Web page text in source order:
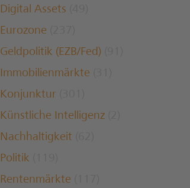
Digital Assets
Eurozone
Geldpolitik (EZB/Fed)
Immobilienmärkte
Konjunktur
Künstliche Intelligenz
Nachhaltigkeit
Politik
Rentenmärkte